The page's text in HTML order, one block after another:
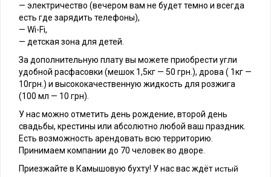
— электричество (вечером вам не будет темно и всегда
есть где зарядить телефоны),
— Wi-Fi,
— детская зона для детей.
За дополнительную плату вы можете приобрести угли
удобной расфасовки (мешок 1,5кг — 50 грн.), дрова ( 1кг —
10грн.) и высококачественную жидкость для розжига
(100 мл — 10 грн).
У нас можно отметить день рождение, второй день
свадьбы, крестины или абсолютно любой ваш праздник.
Есть возможность арендовать всю территорию.
Принимаем компании до 70 человек во дворе.
Приезжайте в Камышовую бухту! У нас вас ждёт истый